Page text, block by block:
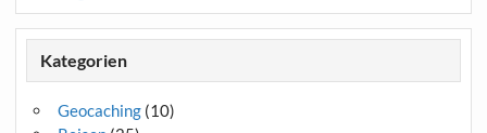
Kategorien
Geocaching(10)